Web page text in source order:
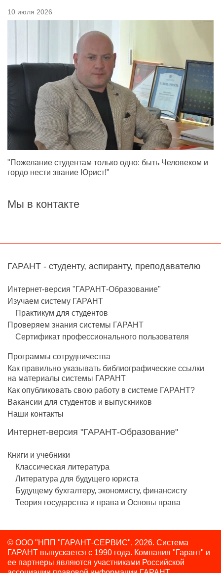
10 июля 2026
"Пожелание студентам только одно: быть Человеком и
гордо нести звание Юрист!"
Мы в контакте
ГАРАНТ - студенту, аспиранту, преподавателю
Интернет-версия "ГАРАНТ-Образование"
Изучаем систему ГАРАНТ
Практикум для студентов
Проверяем знания системы ГАРАНТ
Сертификат профессионального пользователя
Программы сотрудничества
Как правильно указывать библиографические ссылки
на материалы системы ГАРАНТ
Как опубликовать свою работу в системе ГАРАНТ?
Вакансии для студентов и выпускников
Наши контакты
Интернет-версия "ГАРАНТ-Образование"
Книги и учебники
Классическая литература
Литература для будущего юриста
Будущему бухгалтеру, экономисту, финансисту
Теория государства и права и Основы права
© ООО "НПП "ГАРАНТ-СЕРВИС", 2026. Система
ГАРАНТ выпускается с 1990 года. Компания "Гарант" и
ее партнеры являются участниками Российской